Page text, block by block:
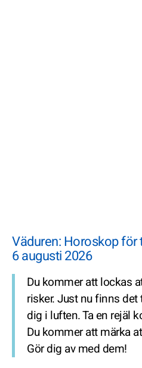
Väduren: Horoskop för
6 augusti 2026
Du kommer att lockas
risker. Just nu finns det
dig i luften. Ta en rejäl
Du kommer att märka
Gör dig av med dem!